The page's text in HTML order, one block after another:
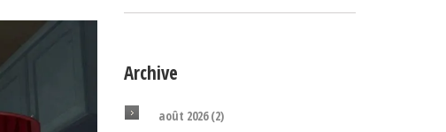
Archive
août 2026(2)